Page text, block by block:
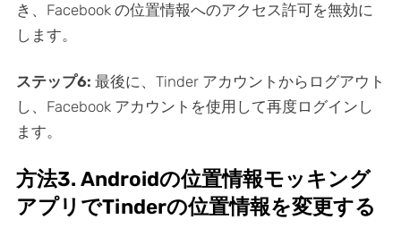
き、Facebook の位置情報へのアクセス許可を無効に
します。
ステップ6: 最後に、Tinder アカウントからログアウト
し、Facebook アカウントを使用して再度ログインし
ます。
方法3. Androidの位置情報モッキング
アプリでTinderの位置情報を変更する